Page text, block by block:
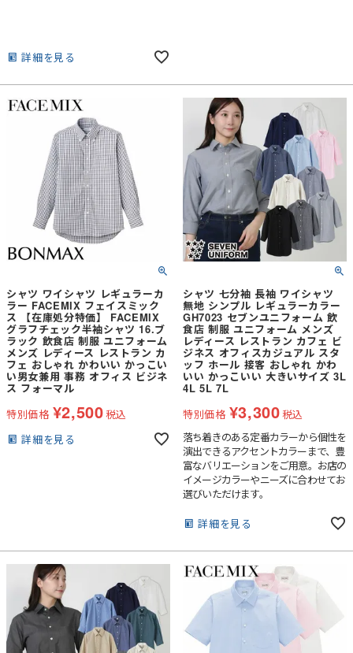
詳細を見る
シャツ ワイシャツ レギュラーカ
ラー FACEMIX フェイスミック
ス 【在庫処分特価】 FACEMIX
グラフチェック半袖シャツ 16.ブ
ラック 飲食店 制服 ユニフォーム
メンズ レディース レストラン カ
フェ おしゃれ かわいい かっこい
い男女兼用 事務 オフィス ビジネ
ス フォーマル
特別価格 ¥2,500税込
詳細を見る
シャツ 七分袖 長袖 ワイシャツ
無地 シンプル レギュラーカラー
GH7023 セブンユニフォーム 飲
食店 制服 ユニフォーム メンズ
レディース レストラン カフェ ビ
ジネス オフィスカジュアル スタ
ッフ ホール 接客 おしゃれ かわ
いい かっこいい 大きいサイズ 3L
4L 5L 7L
特別価格 ¥3,300税込
落ち着きのある定番カラーから個性を
演出できるアクセントカラーまで、豊
富なバリエーションをご用意。お店の
イメージカラーやニーズに合わせてお
選びいただけます。
詳細を見る